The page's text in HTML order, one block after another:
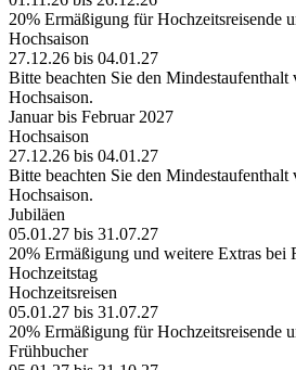
20% Ermäßigung für Hochzeitsreisende
Hochsaison
27.12.26 bis 04.01.27
Bitte beachten Sie den
Hochsaison.
Januar bis Februar 2027
Hochsaison
27.12.26 bis 04.01.27
Bitte beachten Sie den
Hochsaison.
Jubiläen
05.01.27 bis 31.07.27
20% Ermäßigung und weitere Extras bei
Hochzeitstag
Hochzeitsreisen
05.01.27 bis 31.07.27
20% Ermäßigung für Hochzeitsreisende
Frühbucher